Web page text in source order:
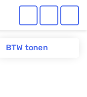
BTW tonen
binnen Wordpress?